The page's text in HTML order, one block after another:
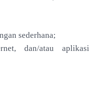
sederhana;
dan/atau aplikasi